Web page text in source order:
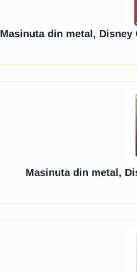
Masinuta din metal, Disney
Masinuta din metal,